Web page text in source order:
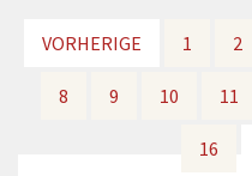
Freizeit & Kultur
VORHERIGE 1 2
8 9 10 11
16
VORHERIGE 1 2
8 9 10 11
16